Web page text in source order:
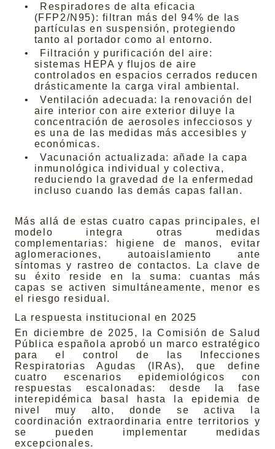
•
Respiradores de alta eficacia
(FFP2/N95): filtran más del 94% de las
partículas en suspensión, protegiendo
tanto al portador como al entorno.
•
Filtración y purificación del aire:
sistemas HEPA y flujos de aire
controlados en espacios cerrados reducen
drásticamente la carga viral ambiental.
•
Ventilación adecuada: la renovación del
aire interior con aire exterior diluye la
concentración de aerosoles infecciosos y
es una de las medidas más accesibles y
económicas.
•
Vacunación actualizada: añade la capa
inmunológica individual y colectiva,
reduciendo la gravedad de la enfermedad
incluso cuando las demás capas fallan.
Más allá de estas cuatro capas principales, el
modelo integra otras medidas
complementarias: higiene de manos, evitar
aglomeraciones, autoaislamiento ante
síntomas y rastreo de contactos. La clave de
su éxito reside en la suma: cuantas más
capas se activen simultáneamente, menor es
el riesgo residual.
La respuesta institucional en 2025
En diciembre de 2025, la Comisión de Salud
Pública española aprobó un marco estratégico
para el control de las Infecciones
Respiratorias Agudas (IRAs), que define
cuatro escenarios epidemiológicos con
respuestas escalonadas: desde la fase
interepidémica basal hasta la epidemia de
nivel muy alto, donde se activa la
coordinación extraordinaria entre territorios y
se pueden implementar medidas
excepcionales.